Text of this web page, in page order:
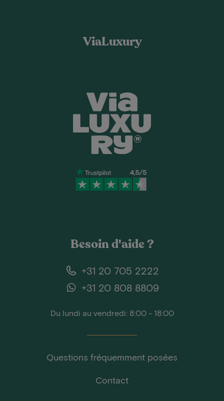
ViaLuxury
Besoin d'aide ?
+31 20 705 2222
+31 20 808 8809
Du lundi au vendredi: 8:00 - 18:00
Questions fréquemment posées
Contact